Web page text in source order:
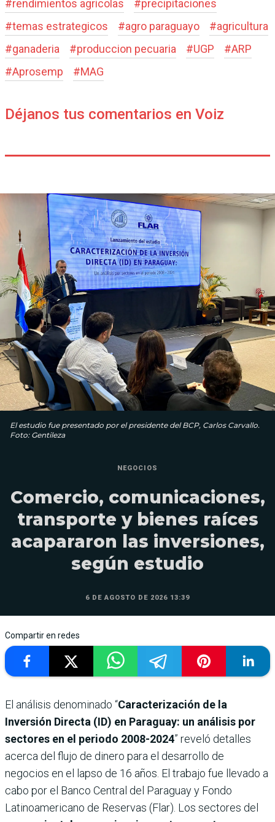
#rendimientos agricolas #precipitaciones
#temas estrategicos #agro paraguayo #agricultura
#ganaderia #produccion pecuaria #UGP #ARP
#Aprosemp #MAG
Déjanos tus comentarios en Voiz
El estudio fue presentado por el presidente del BCP, Carlos Carvallo.
Foto: Gentileza
NEGOCIOS
Comercio, comunicaciones,
transporte y bienes raíces
acapararon las inversiones,
según estudio
6 DE AGOSTO DE 2026 13:39
Compartir en redes
El análisis denominado “Caracterización de la
Inversión Directa (ID) en Paraguay: un análisis por
sectores en el periodo 2008-2024” reveló detalles
acerca del flujo de dinero para el desarrollo de
negocios en el lapso de 16 años. El trabajo fue llevado a
cabo por el Banco Central del Paraguay y Fondo
Latinoamericano de Reservas (Flar). Los sectores del